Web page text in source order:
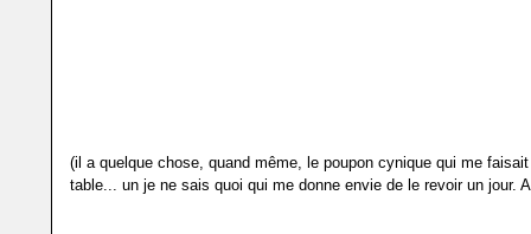
(il a quelque chose, quand même, le poupon cynique qui me
table... un je ne sais quoi qui me donne envie de le revoir un jour.